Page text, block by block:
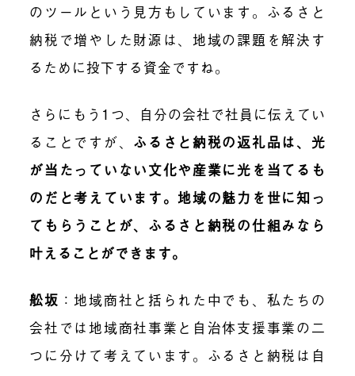
のツールという見方もしています。ふるさと
納税で増やした財源は、地域の課題を解決す
るために投下する資金ですね。
さらにもう1つ、自分の会社で社員に伝えてい
ることですが、 ふるさと納税の返礼品は、光
が当たっていない文化や産業に光を当てるも
のだと考えています。地域の魅力を世に知っ
てもらうことが、ふるさと納税の仕組みなら
叶えることができます。
舩坂 ：地域商社と括られた中でも、私たちの
会社では地域商社事業と自治体支援事業の二
つに分けて考えています。ふるさと納税は自